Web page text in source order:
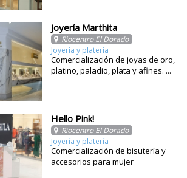
Joyería Marthita
Riocentro El Dorado
Joyería y platería
Comercialización de joyas de oro,
platino, paladio, plata y afines. ...
Hello Pink!
Riocentro El Dorado
Joyería y platería
Comercialización de bisutería y
accesorios para mujer